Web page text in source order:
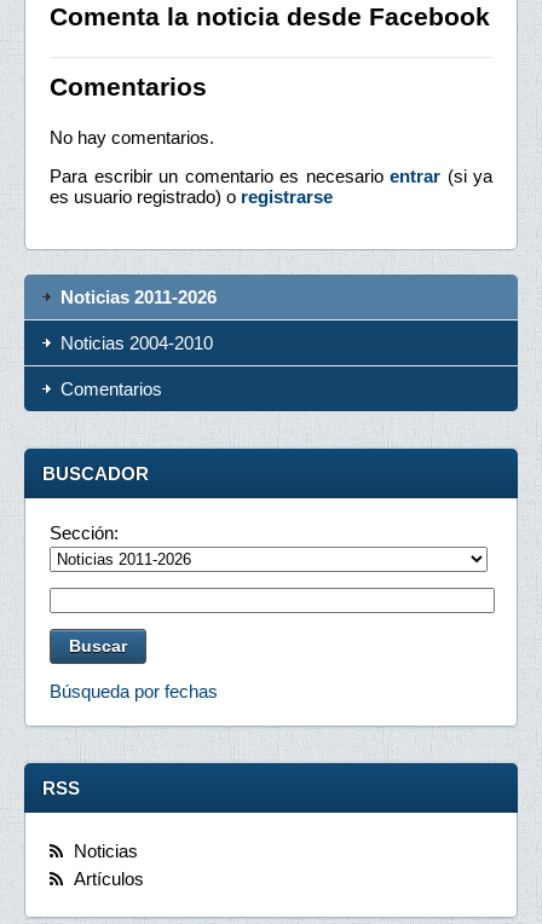
Comenta la noticia desde Facebook
Comentarios
No hay comentarios.
Para escribir un comentario es necesario entrar (si ya
es usuario registrado) o registrarse
Noticias 2011-2026
Noticias 2004-2010
Comentarios
BUSCADOR
Sección:
Búsqueda por fechas
RSS
Noticias
Artículos